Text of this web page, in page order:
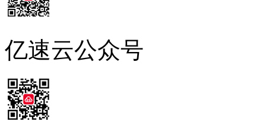
亿速云公众号